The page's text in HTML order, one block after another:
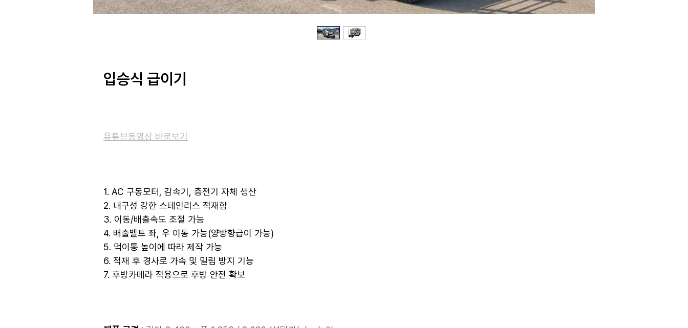
입승식 급이기
유튜브동영상 바로보기
1. AC 구동모터, 감속기, 충전기 자체 생산
2. 내구성 강한 스테인리스 적재함
3. 이동/배출속도 조절 가능
4. 배출벨트 좌, 우 이동 가능(양방향급이 가능)
5. 먹이통 높이에 따라 제작 가능
6. 적재 후 경사로 가속 및 밀림 방지 기능
7. 후방카메라 적용으로 후방 안전 확보